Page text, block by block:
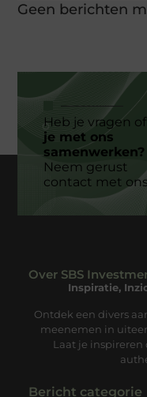
Geen berichten
Heb je vragen of
je met ons
samenwerken?
Neem gerust
contact met
Over SBS
Inspiratie,
Ontdek een divers
meenemen in
Laat je
Bericht categorie